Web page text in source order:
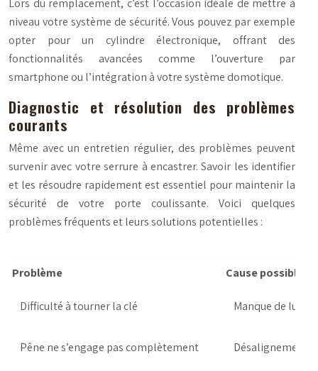
Lors du remplacement, c’est l’occasion idéale de mettre à
niveau votre système de sécurité. Vous pouvez par exemple
opter pour un cylindre électronique, offrant des
fonctionnalités avancées comme l’ouverture par
smartphone ou l’intégration à votre système domotique.
Diagnostic et résolution des problèmes
courants
Même avec un entretien régulier, des problèmes peuvent
survenir avec votre serrure à encastrer. Savoir les identifier
et les résoudre rapidement est essentiel pour maintenir la
sécurité de votre porte coulissante. Voici quelques
problèmes fréquents et leurs solutions potentielles :
Problème Cause possible
Difficulté à tourner la clé Manque de
Pêne ne s’engage pas complètement Désalignement